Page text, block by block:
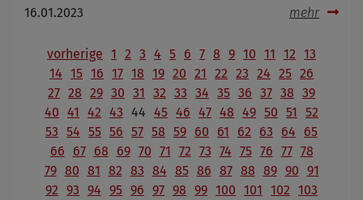
16.01.2023 mehr
vorherige 1 2 3 4 5 6 7 8 9 10 11 12 13
14 15 16 17 18 19 20 21 22 23 24 25 26
27 28 29 30 31 32 33 34 35 36 37 38 39
40 41 42 43 44 45 46 47 48 49 50 51
52
53 54 55 56 57 58 59 60 61 62 63 64
65
66
67 68 69 70 71 72 73 74 75 76 77 78
79 80 81 82 83 84 85 86 87 88 89 90 91
92 93 94 95 96 97 98 99 100 101 102 103